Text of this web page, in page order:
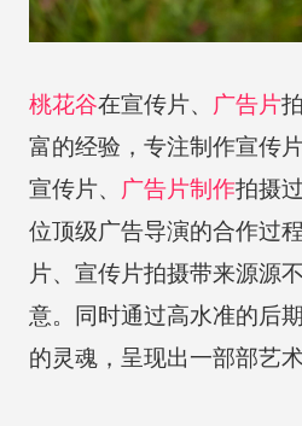
桃花谷在宣传片、 广告片
富的经验，专注制作宣传
宣传片、
广告片制作拍摄
位顶级广告导演的合作过
片、宣传片拍摄带来源源
意。同时通过高水准的后
的灵魂，呈现出一部部艺